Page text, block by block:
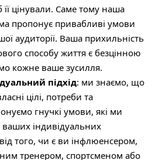
цінували. Саме тому наша
пропонує привабливі умови
аудиторії. Ваша прихильність
способу життя є безцінною
кожне ваше зусилля.
підхід: ми знаємо, що
цілі, потреби та
гнучкі умови, які ми
індивідуальних
того, чи є ви інфлюенсером,
тренером, спортсменом або